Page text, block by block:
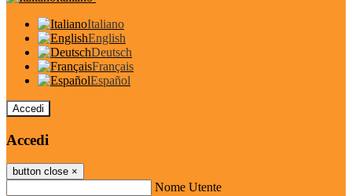
Italiano
English
Deutsch
Français
Español
Accedi
Accedi
button close ×
Nome Utente